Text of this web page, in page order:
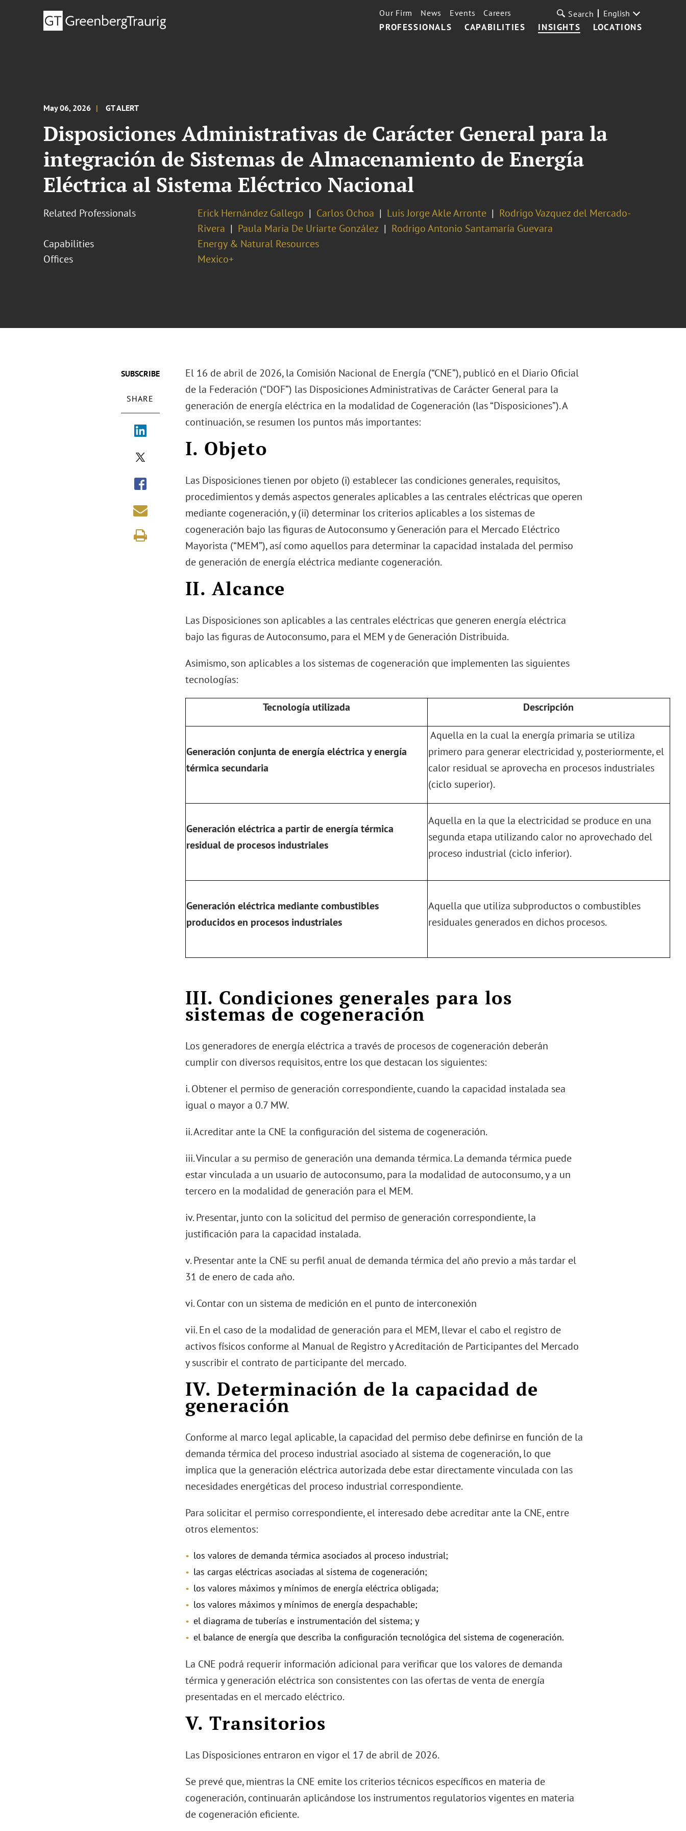
PROFESSIONALS CAPABILITIES INSIGHTS LOCATIONS
Our Firm News Events Careers Search English
May 06, 2026 GT ALERT
Disposiciones Administrativas de Carácter General para la
integración de Sistemas de Almacenamiento de Energía
Eléctrica al Sistema Eléctrico Nacional
Related Professionals Erick Hernández Gallego Carlos Ochoa Luis Jorge Akle Arronte
Rodrigo Vazquez del Mercado-
Rivera
Paula Maria De Uriarte González
Rodrigo Antonio Santamaría Guevara
Capabilities
Energy & Natural Resources
Offices
Mexico+
SUBSCRIBE
SHARE
El 16 de abril de 2026, la Comisión Nacional de Energía (“CNE”), publicó en el Diario Oficial
de la Federación (“DOF”) las Disposiciones Administrativas de Carácter General para la
generación de energía eléctrica en la modalidad de Cogeneración (las “Disposiciones”). A
continuación, se resumen los puntos más importantes:
I. Objeto
Las Disposiciones tienen por objeto (i) establecer las condiciones generales, requisitos,
procedimientos y demás aspectos generales aplicables a las centrales eléctricas que operen
mediante cogeneración, y (ii) determinar los criterios aplicables a los sistemas de
cogeneración bajo las figuras de Autoconsumo y Generación para el Mercado Eléctrico
Mayorista (“MEM”), así como aquellos para determinar la capacidad instalada del permiso
de generación de energía eléctrica mediante cogeneración.
II. Alcance
Las Disposiciones son aplicables a las centrales eléctricas que generen energía eléctrica
bajo las figuras de Autoconsumo, para el MEM y de Generación Distribuida.
Asimismo, son aplicables a los sistemas de cogeneración que implementen las siguientes
tecnologías:
Tecnología utilizada Descripción
Generación conjunta de energía eléctrica y energía
térmica secundaria
Aquella en la cual la energía primaria se utiliza
primero para generar electricidad y, posteriormente, el
calor residual se aprovecha en procesos industriales
(ciclo superior).
Generación eléctrica a partir de energía térmica
residual de procesos industriales
Aquella en la que la electricidad se produce en una
segunda etapa utilizando calor no aprovechado del
proceso industrial (ciclo inferior).
Generación eléctrica mediante combustibles
producidos en procesos industriales
Aquella que utiliza subproductos o combustibles
residuales generados en dichos procesos.
III. Condiciones generales para los
sistemas de cogeneración
Los generadores de energía eléctrica a través de procesos de cogeneración deberán
cumplir con diversos requisitos, entre los que destacan los siguientes:
i. Obtener el permiso de generación correspondiente, cuando la capacidad instalada sea
igual o mayor a 0.7 MW.
ii. Acreditar ante la CNE la configuración del sistema de cogeneración.
iii. Vincular a su permiso de generación una demanda térmica. La demanda térmica puede
estar vinculada a un usuario de autoconsumo, para la modalidad de autoconsumo, y a un
tercero en la modalidad de generación para el MEM.
iv. Presentar, junto con la solicitud del permiso de generación correspondiente, la
justificación para la capacidad instalada.
v. Presentar ante la CNE su perfil anual de demanda térmica del año previo a más tardar el
31 de enero de cada año.
vi. Contar con un sistema de medición en el punto de interconexión
vii. En el caso de la modalidad de generación para el MEM, llevar el cabo el registro de
activos físicos conforme al Manual de Registro y Acreditación de Participantes del Mercado
y suscribir el contrato de participante del mercado.
IV. Determinación de la capacidad de
generación
Conforme al marco legal aplicable, la capacidad del permiso debe definirse en función de la
demanda térmica del proceso industrial asociado al sistema de cogeneración, lo que
implica que la generación eléctrica autorizada debe estar directamente vinculada con las
necesidades energéticas del proceso industrial correspondiente.
Para solicitar el permiso correspondiente, el interesado debe acreditar ante la CNE, entre
otros elementos:
los valores de demanda térmica asociados al proceso industrial;
las cargas eléctricas asociadas al sistema de cogeneración;
los valores máximos y mínimos de energía eléctrica obligada;
los valores máximos y mínimos de energía despachable;
el diagrama de tuberías e instrumentación del sistema; y
el balance de energía que describa la configuración tecnológica del sistema de cogeneración.
La CNE podrá requerir información adicional para verificar que los valores de demanda
térmica y generación eléctrica son consistentes con las ofertas de venta de energía
presentadas en el mercado eléctrico.
V. Transitorios
Las Disposiciones entraron en vigor el 17 de abril de 2026.
Se prevé que, mientras la CNE emite los criterios técnicos específicos en materia de
cogeneración, continuarán aplicándose los instrumentos regulatorios vigentes en materia
de cogeneración eficiente.